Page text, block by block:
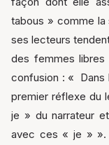
tabous » comme
ses lecteurs
des femmes libres
confusion : « Dans
premier réflexe du
je » du narrateur
avec ces « je » ».